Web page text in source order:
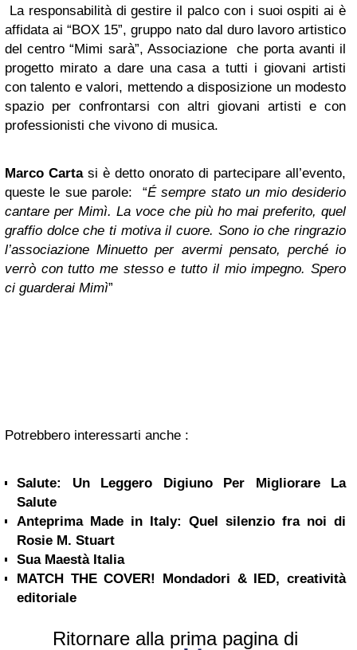
La responsabilità di gestire il palco con i suoi ospiti ai è
affidata ai “BOX 15”, gruppo nato dal duro lavoro artistico
del centro “Mimi sarà”, Associazione che porta avanti il
progetto mirato a dare una casa a tutti i giovani artisti
con talento e valori, mettendo a disposizione un modesto
spazio per confrontarsi con altri giovani artisti e con
professionisti che vivono di musica.
Marco Cartasi è detto onorato di partecipare all’evento,
queste le sue parole: “É sempre stato un mio desiderio
cantare per Mimì. La voce che più ho mai preferito, quel
graffio dolce che ti motiva il cuore. Sono io che ringrazio
l’associazione Minuetto per avermi pensato, perché io
verrò con tutto me stesso e tutto il mio impegno. Spero
ci guarderai Mimì”
Potrebbero interessarti anche :
Salute: Un Leggero Digiuno Per Migliorare La
Salute
Anteprima Made in Italy: Quel silenzio fra noi di
Rosie M. Stuart
Sua Maestà Italia
MATCH THE COVER! Mondadori & IED, creatività
editoriale
Ritornare alla prima pagina di